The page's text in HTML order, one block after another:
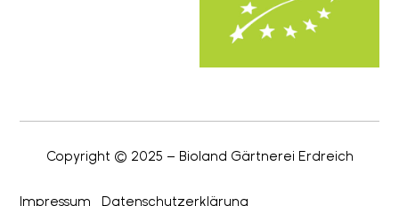
Copyright © 2025 – Bioland Gärtnerei Erdreich
Impressum Datenschutzerklärung